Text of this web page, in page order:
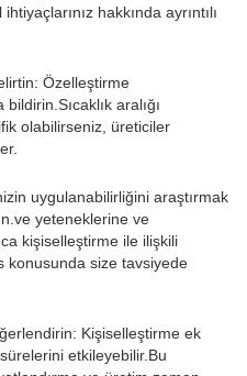
hakkında ayrıntılı
Özelleştirme
aralığı
olabilirseniz, üreticiler
uygulanabilirliğini araştırmak
yeteneklerine ve
kişiselleştirme ile ilişkili
konusunda size tavsiyede
Kişiselleştirme ek
etkileyebilir.Bu